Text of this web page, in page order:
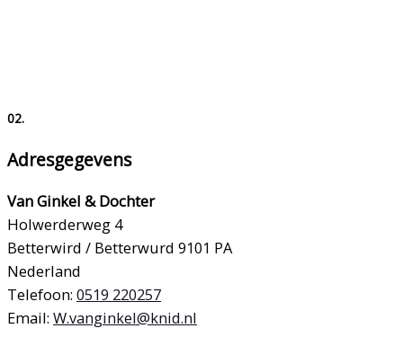
02.
Adresgegevens
Van Ginkel & Dochter
Holwerderweg 4
Betterwird / Betterwurd 9101 PA
Nederland
Telefoon: 0519 220257
Email: W.vanginkel@knid.nl